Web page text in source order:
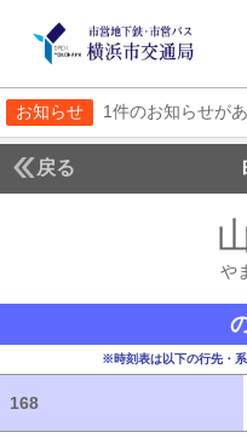
お知らせ 1件のお知らせが
戻る
や
※時刻表は以下の行先・
168